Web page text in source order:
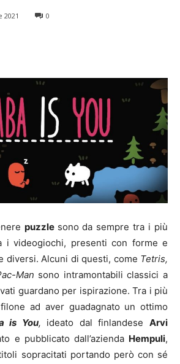
2021 0
puzzle sono da sempre tra i più
i videogiochi, presenti con forme e
diversi. Alcuni di questi, come Tetris,
Man sono intramontabili classici a
guardano per ispirazione. Tra i più
ad aver guadagnato un ottimo
is You, ideato dal finlandeseArvi
e pubblicato dall’azienda Hempuli,
sopracitati portando però con sé